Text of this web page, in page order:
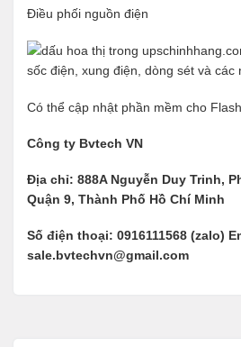
Điều phối nguồn điện
sốc điện, xung điện, dòng sét và các
Có thể cập nhật phần mềm cho Flash
Công ty Bvtech VN
Địa chỉ: 888A Nguyễn Duy Trinh,
Quận 9, Thành Phố Hồ Chí Minh
Số điện thoại: 0916111568 (zalo)
sale.bvtechvn@gmail.com